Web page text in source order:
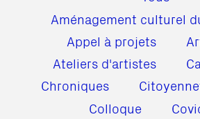
Aménagement culturel
Appel à projets
Ateliers d'artistes
Chroniques
Colloque